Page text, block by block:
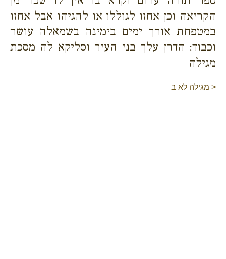
הקריאה וכן אחזו לגוללו או להגיהו אבל אחזו
במטפחת אורך ימים בימינה בשמאלה עושר
וכבוד: הדרן עלך בני העיר וסליקא לה מסכת
מגילה
< מגילה לא ב